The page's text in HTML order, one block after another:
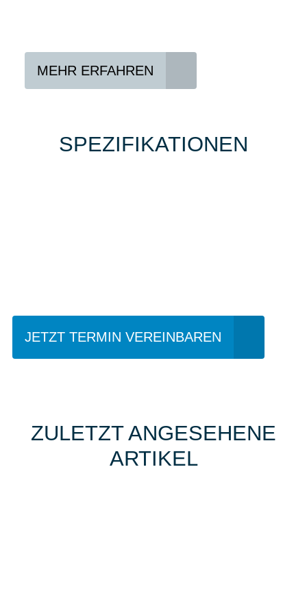
MEHR ERFAHREN
SPEZIFIKATIONEN
JETZT TERMIN VEREINBAREN
ZULETZT ANGESEHENE
ARTIKEL